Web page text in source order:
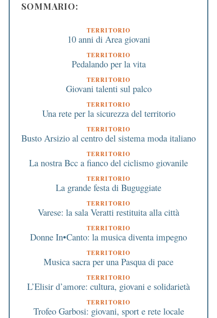
SOMMARIO:
TERRITORIO
10 anni di Area giovani
TERRITORIO
Pedalando per la vita
TERRITORIO
Giovani talenti sul palco
TERRITORIO
Una rete per la sicurezza del territorio
TERRITORIO
Busto Arsizio al centro del sistema moda italiano
TERRITORIO
La nostra Bcc a fianco del ciclismo giovanile
TERRITORIO
La grande festa di Buguggiate
TERRITORIO
Varese: la sala Veratti restituita alla città
TERRITORIO
Donne In•Canto: la musica diventa impegno
TERRITORIO
Musica sacra per una Pasqua di pace
TERRITORIO
L’Elisir d’amore: cultura, giovani e solidarietà
TERRITORIO
Trofeo Garbosi: giovani, sport e rete locale